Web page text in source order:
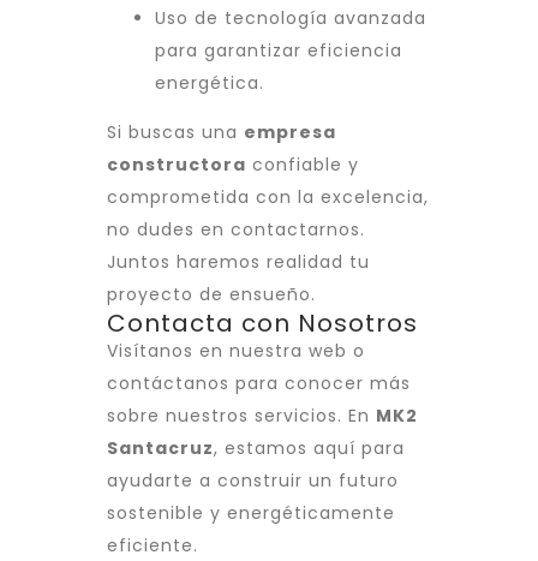
Uso de tecnología avanzada
para garantizar eficiencia
energética.
Si buscas una empresa
constructora confiable y
comprometida con la excelencia,
no dudes en contactarnos.
Juntos haremos realidad tu
proyecto de ensueño.
Contacta con Nosotros
Visítanos en nuestra web o
contáctanos para conocer más
sobre nuestros servicios. En MK2
Santacruz, estamos aquí para
ayudarte a construir un futuro
sostenible y energéticamente
eficiente.